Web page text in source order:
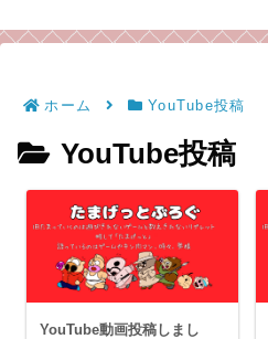
ホーム YouTube投稿
YouTube投稿
YouTube動画投稿しまし